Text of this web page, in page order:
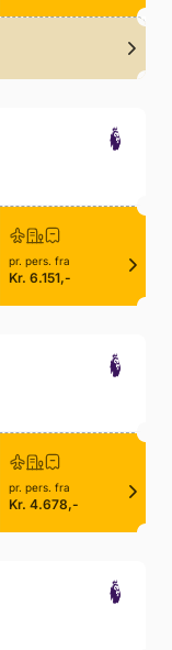
pr. pers. fra
Kr. 6.151,-
pr. pers. fra
Kr. 4.678,-